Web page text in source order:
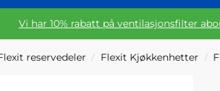
Vi har 10% rabatt på ventilasjonsfilter
reservedeler / Flexit Kjøkkenhetter /